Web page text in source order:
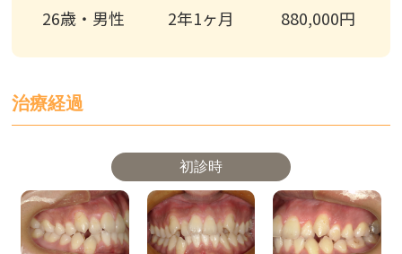
26歳・男性 2年1ヶ月 880,000円
治療経過
初診時